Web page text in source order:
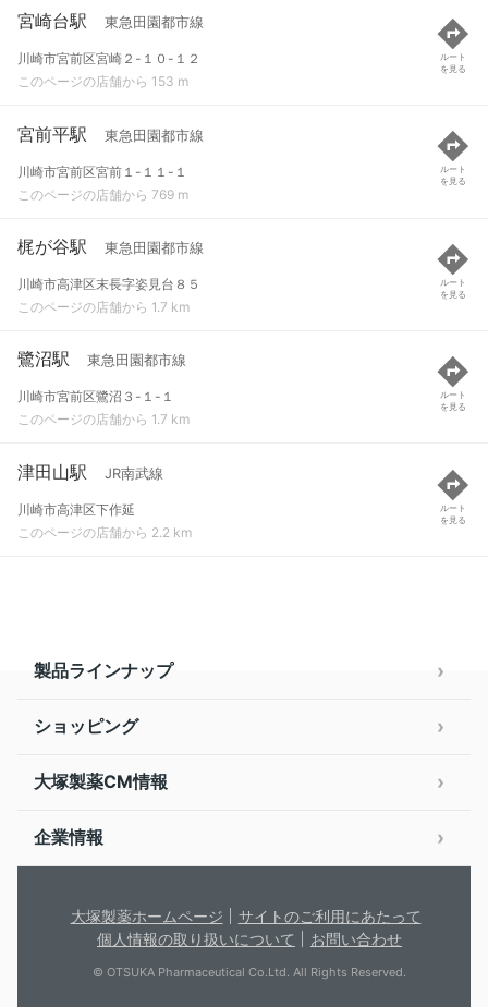
宮崎台駅 東急田園都市線
川崎市宮前区宮崎２-１０-１２
このページの店舗から 153 m
ルート
を見る
宮前平駅 東急田園都市線
川崎市宮前区宮前１-１１-１
このページの店舗から 769 m
ルート
を見る
梶が谷駅 東急田園都市線
川崎市高津区末長字姿見台８５
このページの店舗から 1.7 km
ルート
を見る
鷺沼駅 東急田園都市線
川崎市宮前区鷺沼３-１-１
このページの店舗から 1.7 km
ルート
を見る
津田山駅 JR南武線
川崎市高津区下作延
このページの店舗から 2.2 km
ルート
を見る
製品ラインナップ
ショッピング
大塚製薬CM情報
企業情報
大塚製薬ホームページ
サイトのご利用にあたって
個人情報の取り扱いについて
お問い合わせ
© OTSUKA Pharmaceutical Co.Ltd. All Rights Reserved.